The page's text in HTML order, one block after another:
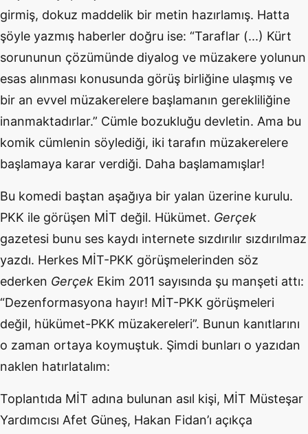
girmiş, dokuz maddelik bir metin hazırlamış. Hatta
şöyle yazmış haberler doğru ise: “Taraflar (...) Kürt
sorununun çözümünde diyalog ve müzakere yolunun
esas alınması konusunda görüş birliğine ulaşmış ve
bir an evvel müzakerelere başlamanın gerekliliğine
inanmaktadırlar.” Cümle bozukluğu devletin. Ama bu
komik cümlenin söylediği, iki tarafın müzakerelere
başlamaya karar verdiği. Daha başlamamışlar!
Bu komedi baştan aşağıya bir yalan üzerine kurulu.
PKK ile görüşen MİT değil. Hükümet. Gerçek
gazetesi bunu ses kaydı internete sızdırılır sızdırılmaz
yazdı. Herkes MİT-PKK görüşmelerinden söz
ederken Gerçek Ekim 2011 sayısında şu manşeti attı:
“Dezenformasyona hayır! MİT-PKK görüşmeleri
değil, hükümet-PKK müzakereleri”. Bunun kanıtlarını
o zaman ortaya koymuştuk. Şimdi bunları o yazıdan
naklen hatırlatalım:
Toplantıda MİT adına bulunan asıl kişi, MİT Müsteşar
Yardımcısı Afet Güneş, Hakan Fidan’ı açıkça